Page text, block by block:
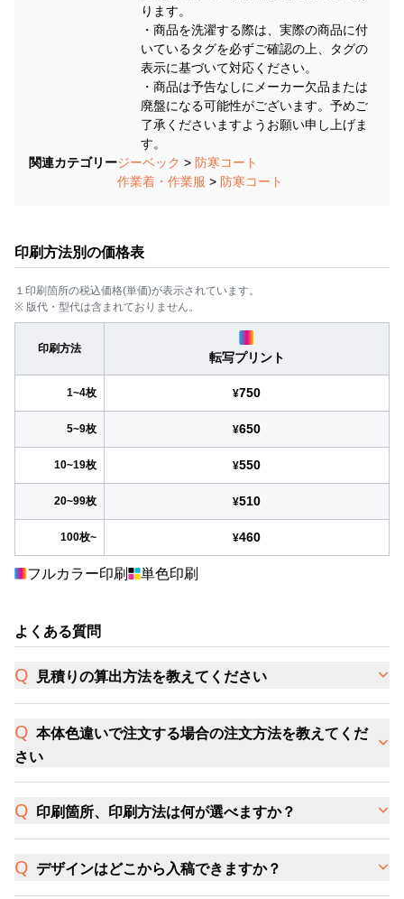
ります。
・商品を洗濯する際は、実際の商品に付
いているタグを必ずご確認の上、タグの
表示に基づいて対応ください。
・商品は予告なしにメーカー欠品または
廃盤になる可能性がございます。予めご
了承くださいますようお願い申し上げま
す。
関連カテゴリージーベック > 防寒コート
作業着・作業服 > 防寒コート
印刷方法別の価格表
１印刷箇所の税込価格(単価)が表示されています。
※ 版代・型代は含まれておりません。
印刷方法
転写プリント
1~4枚 ¥750
5~9枚 ¥650
10~19枚 ¥550
20~99枚 ¥510
100枚~ ¥460
フルカラー印刷 単色印刷
よくある質問
見積りの算出方法を教えてください
本体色違いで注文する場合の注文方法を教えてくだ
さい
印刷箇所、印刷方法は何が選べますか？
デザインはどこから入稿できますか？